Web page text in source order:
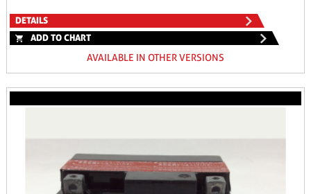
DETAILS
ADD TO CHART
AVAILABLE IN OTHER VERSIONS